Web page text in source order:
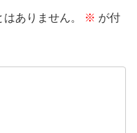
ありません。 ※ が付